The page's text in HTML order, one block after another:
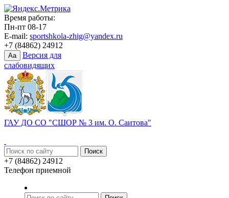
Время работы:
Пн-пт 08-17
E-mail: sportshkola-zhig@yandex.ru
+7 (84862) 24912
Aa
Версия для
слабовидящих
ГАУ ДО СО "СШОР № 3 им. О. Саитова"
+7 (84862) 24912
Телефон приемной